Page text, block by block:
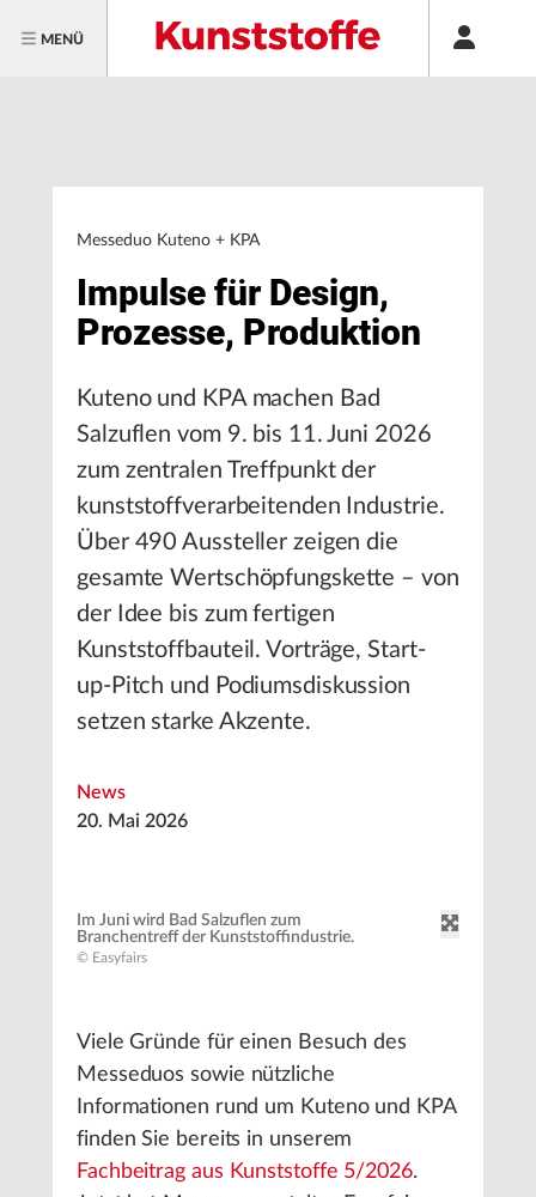
MENÜ
Messeduo Kuteno + KPA
Impulse für Design,
Prozesse, Produktion
Kuteno und KPA machen Bad
Salzuflen vom 9. bis 11. Juni 2026
zum zentralen Treffpunkt der
kunststoffverarbeitenden Industrie.
Über 490 Aussteller zeigen die
gesamte Wertschöpfungskette – von
der Idee bis zum fertigen
Kunststoffbauteil. Vorträge, Start-
up-Pitch und Podiumsdiskussion
setzen starke Akzente.
News
20. Mai 2026
Im Juni wird Bad Salzuflen zum
Branchentreff der Kunststoffindustrie.
© Easyfairs
Viele Gründe für einen Besuch des
Messeduos sowie nützliche
Informationen rund um Kuteno und KPA
finden Sie bereits in unserem
Fachbeitrag aus Kunststoffe 5/2026.